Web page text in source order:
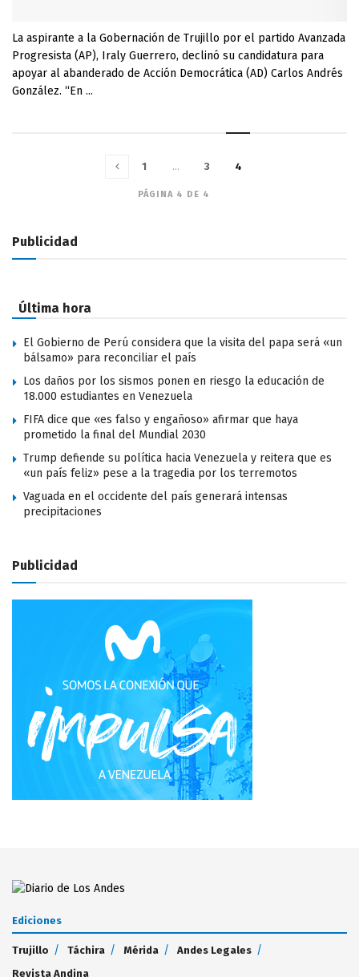
La aspirante a la Gobernación de Trujillo por el partido Avanzada
Progresista (AP), Iraly Guerrero, declinó su candidatura para
apoyar al abanderado de Acción Democrática (AD) Carlos Andrés
González. “En ...
PÁGINA 4 DE 4
1 … 3 4
Publicidad
Última hora
El Gobierno de Perú considera que la visita del papa será «un
bálsamo» para reconciliar el país
Los daños por los sismos ponen en riesgo la educación de
18.000 estudiantes en Venezuela
FIFA dice que «es falso y engañoso» afirmar que haya
prometido la final del Mundial 2030
Trump defiende su política hacia Venezuela y reitera que es
«un país feliz» pese a la tragedia por los terremotos
Vaguada en el occidente del país generará intensas
precipitaciones
Publicidad
Ediciones
Trujillo Táchira Mérida
Andes Legales
Revista Andina